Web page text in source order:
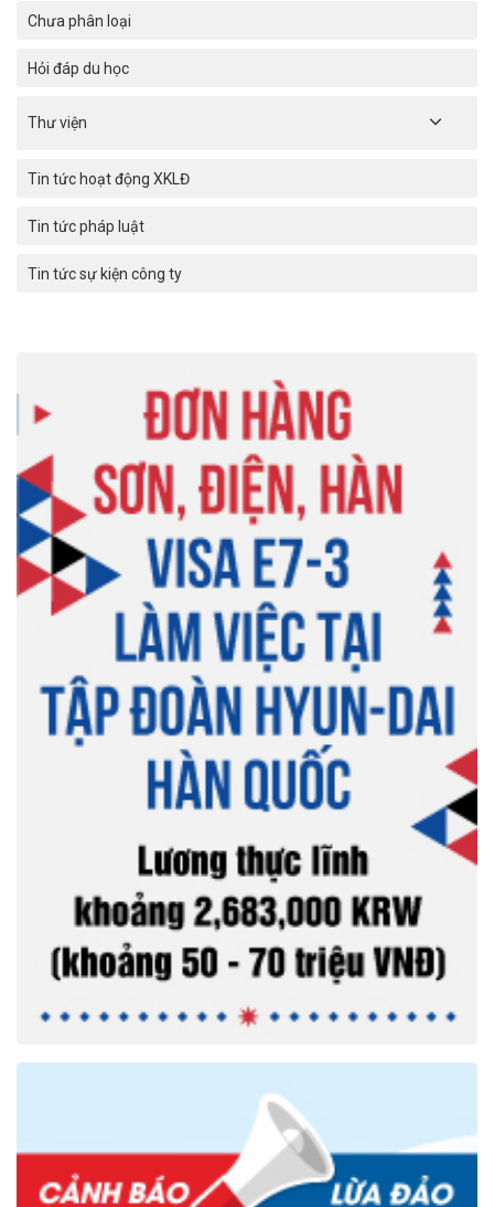
Chưa phân loại
Hỏi đáp du học
Thư viện
Tin tức hoạt động XKLĐ
Tin tức pháp luật
Tin tức sự kiện công ty